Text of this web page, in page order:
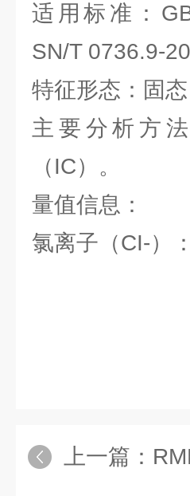
适用标准：
SN/T 0736.9-
特征形态：固态
主要分析方
（IC）。
量值信息：
氯离子（CI-）
上一篇：